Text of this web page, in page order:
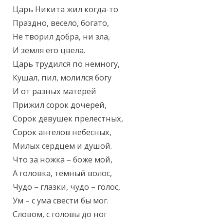
Текст произведения
Царь Никита жил когда-то
Праздно, весело, богато,
Не творил добра, ни зла,
И земля его цвела.
Царь трудился по немногу,
Кушал, пил, молился богу
И от разных матерей
Прижил сорок дочерей,
Сорок девушек прелестных,
Сорок ангелов небесных,
Милых сердцем и душой.
Что за ножка – боже мой,
А головка, темный волос,
Чудо – глазки, чудо – голос,
Ум – с ума свести бы мог.
Словом, с головы до ног